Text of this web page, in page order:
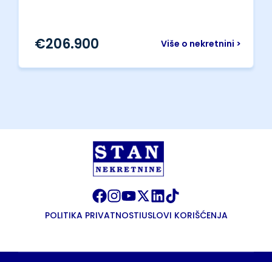
Više o nekretnini >
€206.900
POLITIKA PRIVATNOSTIUSLOVI KORIŠĆENJA